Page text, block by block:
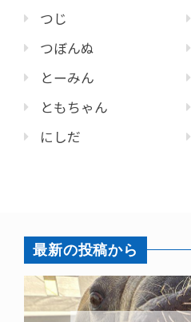
つじ
つぼんぬ
とーみん
ともちゃん
にしだ
最新の投稿から